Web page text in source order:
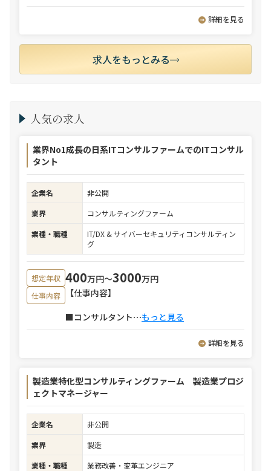
詳細を見る
求人をもっとみる
人気の求人
業界No1成長の日系ITコンサルファームでのITコンサル
タント
企業名
非公開
業界
コンサルティングファーム
業種・職種
IT/DX & サイバーセキュリティコンサルティン
グ
想定年収 400万円〜3000万円
仕事内容
【仕事内容】
■コンサルタント⋯もっと見る
詳細を見る
製造業特化型コンサルティングファーム 製造業プロジ
ェクトマネージャー
企業名
非公開
業界
製造
業種・職種
業務改善・変革エンジニア